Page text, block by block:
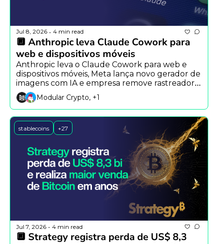
Jul 8, 2026 • 4 min read
🔲 Anthropic leva Claude Cowork para
web e dispositivos móveis
Anthropic leva o Claude Cowork para web e
dispositivos móveis, Meta lança novo gerador de
imagens com IA e empresa remove rastreador
oculto do Claude Code após críticas.
Modular Crypto, +1
stablecoins +27
Jul 7, 2026 • 4 min read
🔲 Strategy registra perda de US$ 8,3